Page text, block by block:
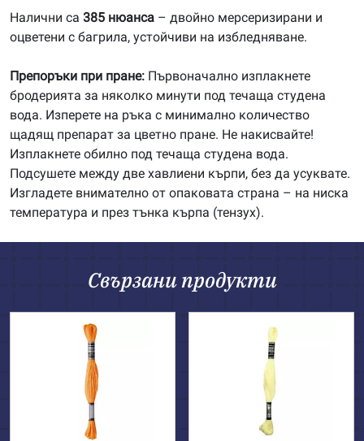
Налични са 385 нюанса – двойно мерсеризирани и
оцветени с багрила, устойчиви на избледняване.
Препоръки при пране: Първоначално изплакнете
бродерията за няколко минути под течаща студена
вода. Изперете на ръка с минимално количество
щадящ препарат за цветно пране. Не накисвайте!
Изплакнете обилно под течаща студена вода.
Подсушете между две хавлиени кърпи, без да усуквате.
Изгладете внимателно от опаковата страна – на ниска
температура и през тънка кърпа (тензух).
Свързани продукти